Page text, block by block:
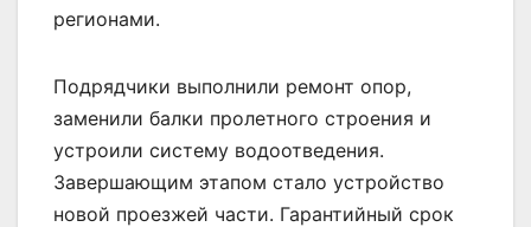
регионами.
Подрядчики выполнили ремонт опор,
заменили балки пролетного строения и
устроили систему водоотведения.
Завершающим этапом стало устройство
новой проезжей части. Гарантийный срок